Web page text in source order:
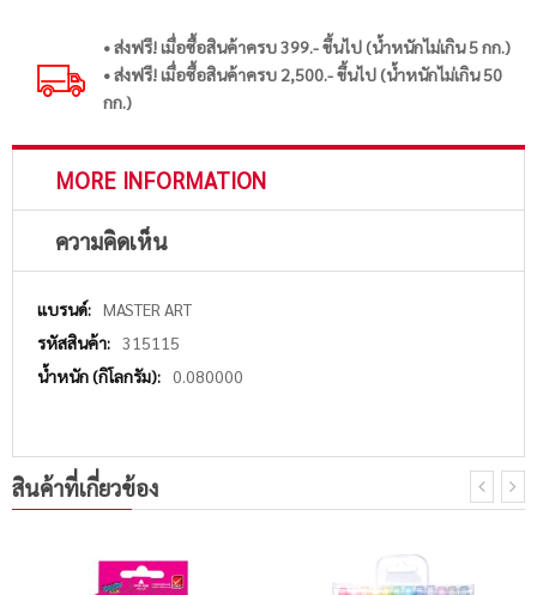
• ส่งฟรี! เมื่อซื้อสินค้าครบ 399.- ขึ้นไป (น้ำหนักไม่เกิน 5 กก.)
• ส่งฟรี! เมื่อซื้อสินค้าครบ 2,500.- ขึ้นไป (น้ำหนักไม่เกิน 50
กก.)
MORE INFORMATION
ความคิดเห็น
More
Information
MASTER ART
315115
0.080000
สินค้าที่เกี่ยวข้อง